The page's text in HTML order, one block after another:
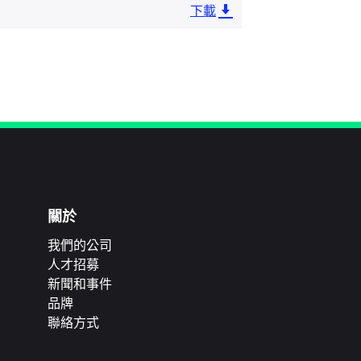
下載
關於
我們的公司
人才招募
新聞和事件
品牌
聯絡方式